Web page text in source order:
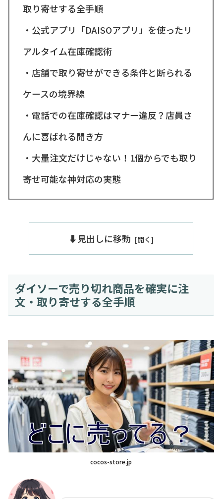
取り寄せする全手順
・公式アプリ「DAISOアプリ」を使ったリ
アルタイム在庫確認術
・店舗で取り寄せができる条件と断られる
ケースの境界線
・電話での在庫確認はマナー違反？店員さ
んに喜ばれる聞き方
・大量注文だけじゃない！1個からでも取り
寄せ可能な神対応の実態
⬇️見出しに移動
ダイソーで売り切れ商品を確実に注
文・取り寄せする全手順
cocos-store.jp